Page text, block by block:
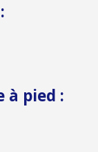
:
à pied :